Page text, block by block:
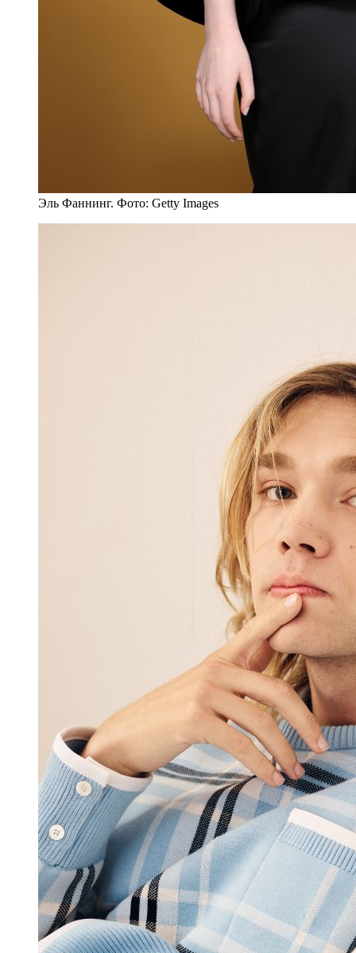
Эль Фаннинг. Фото: Getty Images